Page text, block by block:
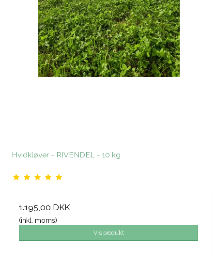
Hvidkløver - RIVENDEL - 10 kg
1.195,00 DKK
(inkl. moms)
Vis produkt